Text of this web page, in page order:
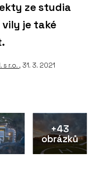
ze studia
vily je také
s r.o. , 31. 3. 2021
+43
obrázků